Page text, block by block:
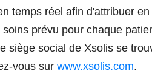
temps réel afin d'attribuer
prévu pour chaque
siège social de Xsolis se
vous sur www.xsolis.com.